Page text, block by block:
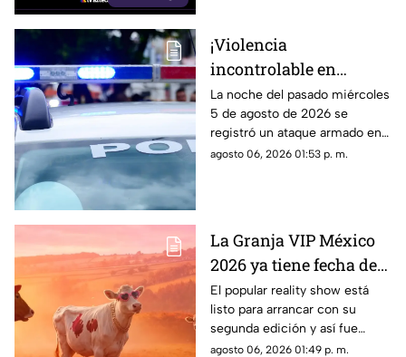
y las rutas alternas para evitar
la zona.
¡Violencia
incontrolable en
Morelos! Mujer resulta
lesionada durante
ataque armado en
Jiutepec
La noche del pasado miércoles
5 de agosto de 2026 se
registró un ataque armado en
el municipio de Jiutepec. El
agosto 06, 2026 01:53 p. m.
La Granja VIP México
2026 ya tiene fecha de
estreno; este es el
primer participante
confirmado
El popular reality show está
listo para arrancar con su
segunda edición y así fue
como anunciaron a su primer
agosto 06, 2026 01:49 p. m.